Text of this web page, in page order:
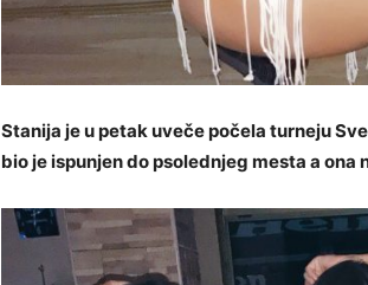
Stanija je u petak uveče počela turneju
bio je ispunjen do psolednjeg mesta a ona